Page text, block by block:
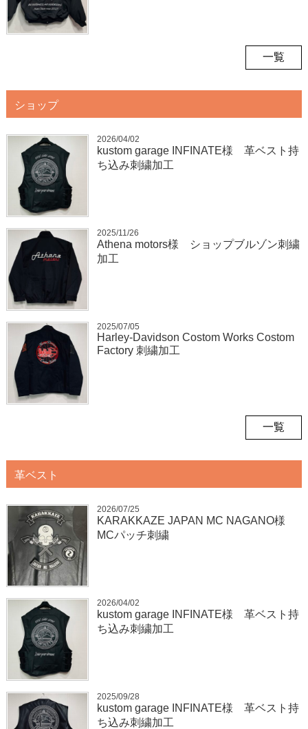
一覧
ショップ
2026/04/02
kustom garage INFINATE様 革ベスト持
ち込み刺繍加工
2025/11/26
Athena motors様 ショップブルゾン刺繍
加工
2025/07/05
Harley-Davidson Costom Works Costom
Factory 刺繍加工
一覧
革ベスト
2026/07/25
KARAKKAZE JAPAN MC NAGANO様
MCパッチ刺繍
2026/04/02
kustom garage INFINATE様 革ベスト持
ち込み刺繍加工
2025/09/28
kustom garage INFINATE様 革ベスト持
ち込み刺繍加工